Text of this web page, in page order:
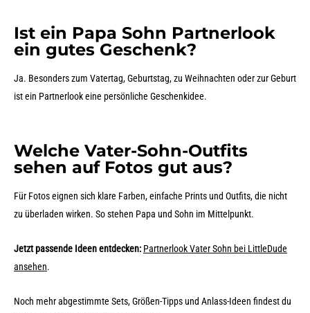
Ist ein Papa Sohn Partnerlook
ein gutes Geschenk?
Ja. Besonders zum Vatertag, Geburtstag, zu Weihnachten oder zur Geburt
ist ein Partnerlook eine persönliche Geschenkidee.
Welche Vater-Sohn-Outfits
sehen auf Fotos gut aus?
Für Fotos eignen sich klare Farben, einfache Prints und Outfits, die nicht
zu überladen wirken. So stehen Papa und Sohn im Mittelpunkt.
Jetzt passende Ideen entdecken: Partnerlook Vater Sohn bei LittleDude
ansehen.
Noch mehr abgestimmte Sets, Größen-Tipps und Anlass-Ideen findest du